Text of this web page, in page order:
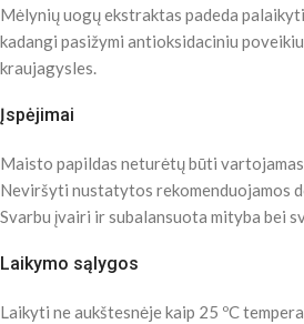
Mėlynių uogų ekstraktas padeda
kadangi pasižymi antioksidaciniu
kraujagysles.
Įspėjimai
Maisto papildas neturėtų būti
Neviršyti nustatytos rekomenduojamos
Svarbu įvairi ir subalansuota mityba bei
Laikymo sąlygos
Laikyti ne aukštesnėje kaip 25 ºC